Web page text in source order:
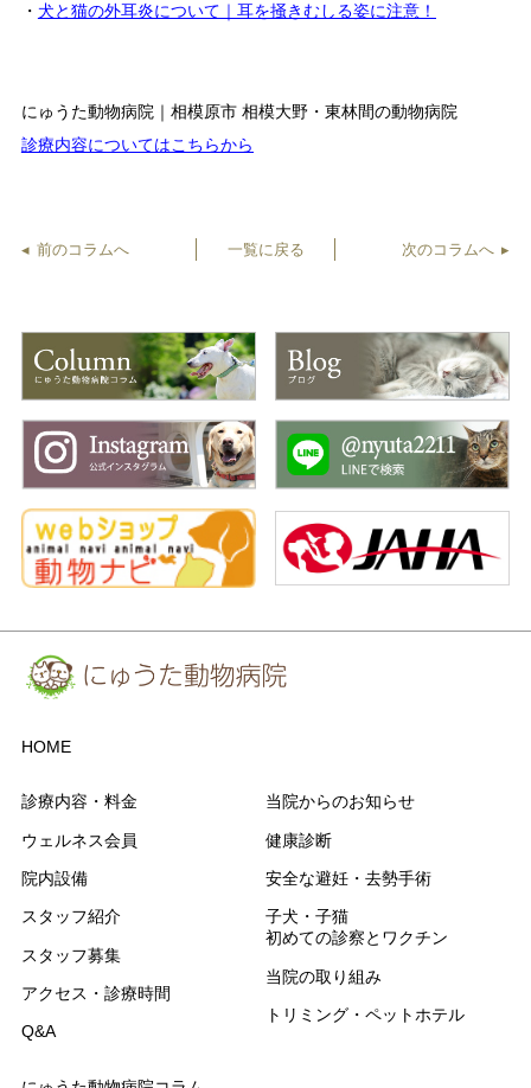
・ 犬と猫の外耳炎について｜耳を掻きむしる姿に注意！
にゅうた動物病院｜相模原市 相模大野・東林間の動物病院
診療内容についてはこちらから
前のコラムへ 一覧に戻る 次のコラムへ
HOME
診療内容・料金
ウェルネス会員
院内設備
スタッフ紹介
スタッフ募集
アクセス・診療時間
Q&A
当院からのお知らせ
健康診断
安全な避妊・去勢手術
子犬・子猫
初めての診察とワクチン
当院の取り組み
トリミング・ペットホテル